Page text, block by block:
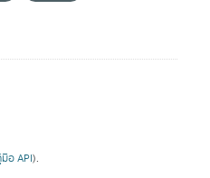
อ API).